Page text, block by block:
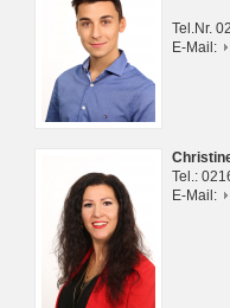
Tel.Nr.
E-Mail:
Tel.:
E-Mail: